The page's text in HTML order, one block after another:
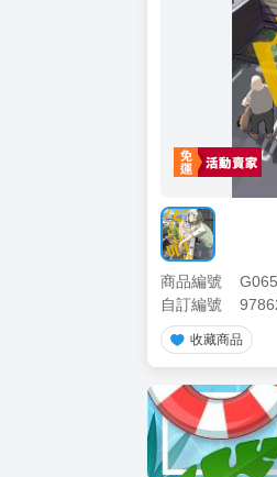
商品編號
自訂編號
收藏商品